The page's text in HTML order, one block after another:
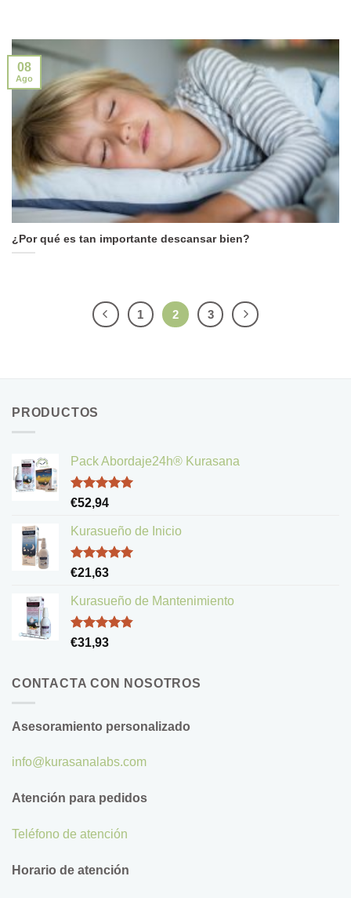
¿Por qué es tan importante descansar bien?
08
Ago
1 2 3
PRODUCTOS
Pack Abordaje24h® Kurasana
Valorado
de 5
€52,94
Kurasueño de Inicio
Valorado
de 5
€21,63
Kurasueño de Mantenimiento
Valorado
€31,93
CONTACTA CON NOSOTROS
Asesoramiento personalizado
info@kurasanalabs.com
Atención para pedidos
Teléfono de atención
Horario de atención